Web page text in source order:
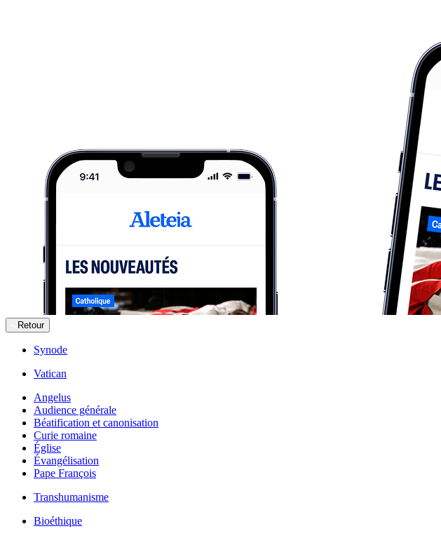
Retour
Synode
Vatican
Angelus
Audience générale
Béatification et canonisation
Curie romaine
Église
Évangélisation
Pape François
Transhumanisme
Bioéthique